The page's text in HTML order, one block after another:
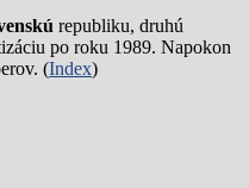
republiku, druhú
po roku 1989. Napokon
(Index)